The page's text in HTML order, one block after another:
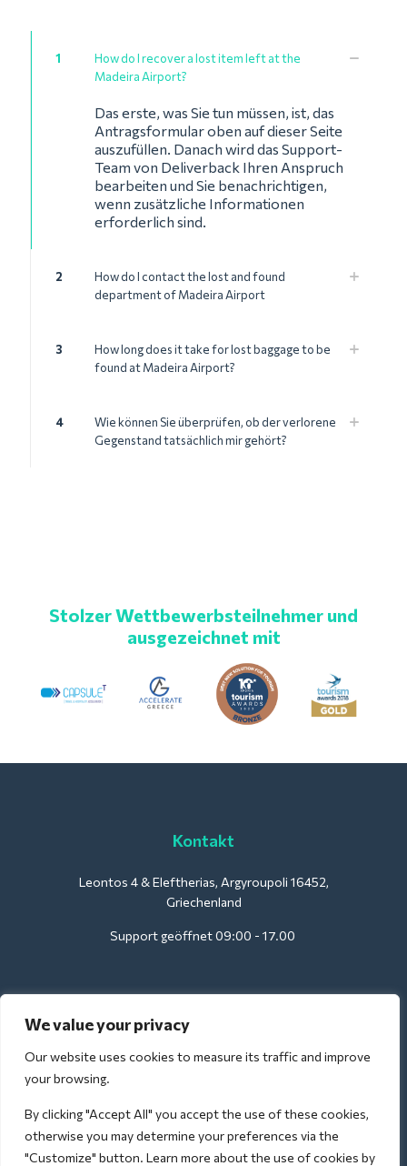
We value your privacy
Our website uses cookies to measure its traffic and improve
your browsing.
By clicking "Accept All" you accept the use of these cookies,
otherwise you may determine your preferences via the
"Customize" button. Learn more about the use of cookies by
1
How do I recover a lost item left at the
Madeira Airport?
Das erste, was Sie tun müssen, ist, das
Antragsformular oben auf dieser Seite
auszufüllen. Danach wird das Support-
Team von Deliverback Ihren Anspruch
bearbeiten und Sie benachrichtigen,
wenn zusätzliche Informationen
erforderlich sind.
2
How do I contact the lost and found
department of Madeira Airport
3
How long does it take for lost baggage to be
found at Madeira Airport?
4
Wie können Sie überprüfen, ob der verlorene
Gegenstand tatsächlich mir gehört?
Stolzer Wettbewerbsteilnehmer und
ausgezeichnet mit
Kontakt
Leontos 4 & Eleftherias, Argyroupoli 16452,
Griechenland
Support geöffnet 09:00 - 17.00
Für Hotels:
support@deliverback.com
Für den Flughafen:
airport@deliverback.com